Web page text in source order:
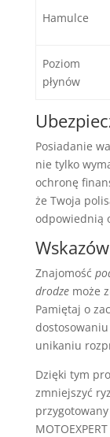
Hamulce
Poziom
płynów
Posiadanie
nie tylko
ochronę
że Twoja
odpowiednią
Znajomość
drodzemoże
Pamiętaj o
unikaniu
Dzięki tym
zmniejszyć